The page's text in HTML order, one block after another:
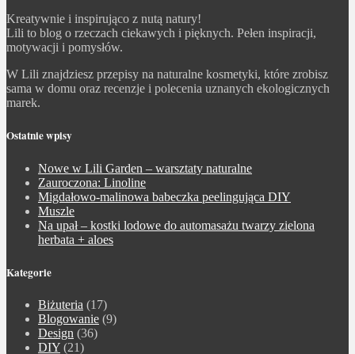
Kreatywnie i inspirująco z nutą natury!
Lili to blog o rzeczach ciekawych i pięknych. Pełen inspiracji,
motywacji i pomysłów.
W Lili znajdziesz przepisy na naturalne kosmetyki, które zrobisz
sama w domu oraz recenzje i polecenia uznanych ekologicznych
marek.
Ostatnie wpisy
Nowe w Lili Garden – warsztaty naturalne
Zauroczona: Linoline
Migdałowo-malinowa babeczka peelingująca DIY
Muszle
Na upał – kostki lodowe do automasażu twarzy zielona
herbata + aloes
Kategorie
Biżuteria (17)
Blogowanie (9)
Design (36)
DIY (21)